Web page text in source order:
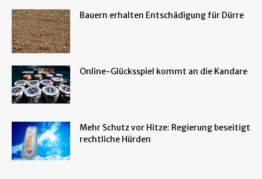
Bauern erhalten Entschädigung für Dürre
Online-Glücksspiel kommt an die Kandare
Mehr Schutz vor Hitze: Regierung beseitigt
rechtliche Hürden